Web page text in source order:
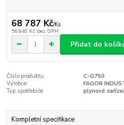
68 787 Kč/Ks
56 849 Kč bez DPH
Přidat do
Číslo produktu:
C-G750
Výrobce:
FAGOR
Typ spotřebiče:
plynové
Kompletní specifikace